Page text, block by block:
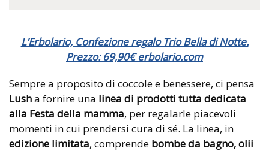
L’Erbolario, Confezione regalo Trio Bella di Notte.
Prezzo: 69,90€ erbolario.com
Sempre a proposito di coccole e benessere, ci pensa
Lusha fornire una linea di prodotti tutta dedicata
alla Festa della mamma, per regalarle piacevoli
momenti in cui prendersi cura di sé. La linea, in
edizione limitata, comprende bombe da bagno, olii